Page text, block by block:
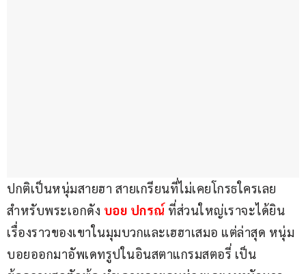
ปกติเป็นหนุ่มสายฮา สายเกรียนที่ไม่เคยโกรธใครเลย
สำหรับพระเอกดัง บอย ปกรณ์ ที่ส่วนใหญ่เราจะได้ยิน
เรื่องราวของเขาในมุมบวกและเฮฮาเสมอ แต่ล่าสุด หนุ่ม
บอยออกมาอัพเดทรูปในอินสตาแกรมสตอรี่ เป็น